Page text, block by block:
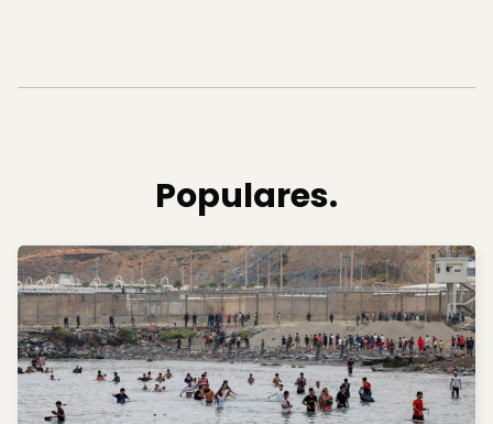
Populares.